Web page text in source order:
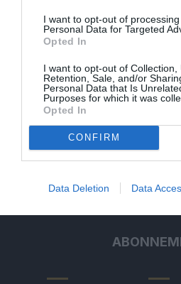
I want to opt-out of
Personal Data for Targeted
Opted In
I want to opt-out of Collection,
Retention, Sale, and/or
Personal Data that Is
Purposes for which it was
Opted In
CONFIRM
Data Deletion Data
Aviationa commenté l'article :
Partenariat Malaysia Airlines –
NDRa commenté l'article :
Aéroports du Maroc : la carte
au tout numérique avec Pax